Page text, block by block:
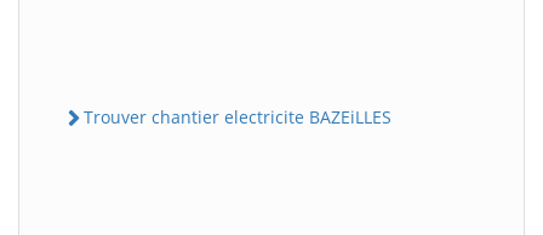
Trouver chantier electricite BAZEiLLES